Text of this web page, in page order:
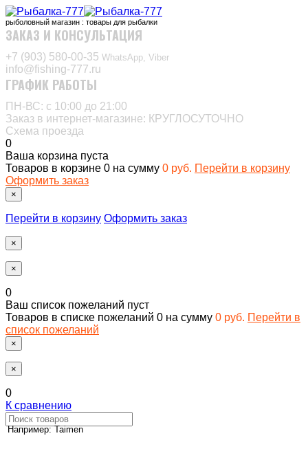
рыболовный магазин : товары для рыбалки
ЗАКАЗ И КОНСУЛЬТАЦИЯ
+7 (903) 580-00-35‬ WhatsApp, Viber
info@fishing-777.ru
ГРАФИК РАБОТЫ
ПН-ВС: с 10:00 до 21:00
Заказ в интернет-магазине: КРУГЛОСУТОЧНО
Схема проезда
0
Ваша корзина пуста
Товаров в корзине 0 на сумму 0 руб. Перейти в корзину
Оформить заказ
×
Перейти в корзину Оформить заказ
×
×
0
Ваш список пожеланий пуст
Товаров в списке пожеланий 0 на сумму 0 руб. Перейти в
список пожеланий
×
×
0
К сравнению
Например: Taimen